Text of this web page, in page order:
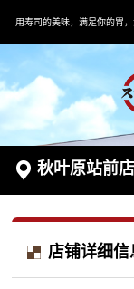
用寿司的美味，满足你的胃
秋叶原站前
店铺详细信